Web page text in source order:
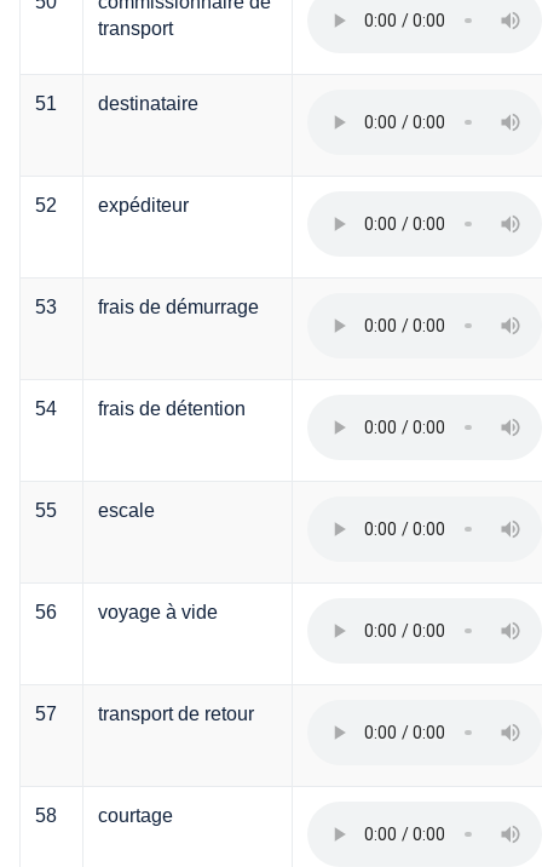
transport
51 destinataire
52 expéditeur
53 frais de démurrage
54 frais de détention
55 escale
56 voyage à vide
57 transport de retour
58 courtage